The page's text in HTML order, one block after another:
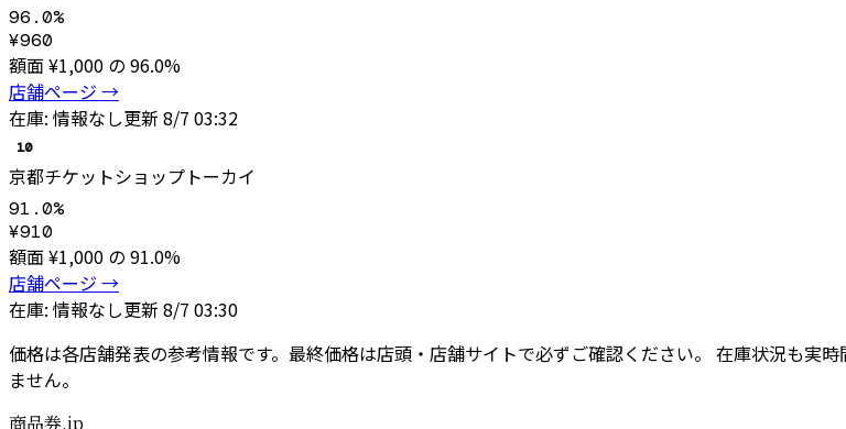
96.0%
¥960
額面 ¥1,000 の 96.0%
店舗ページ →
在庫: 情報なし更新 8/7 03:32
10
京都チケットショップトーカイ
91.0%
¥910
額面 ¥1,000 の 91.0%
店舗ページ →
在庫: 情報なし更新 8/7 03:30
価格は各店舗発表の参考情報です。最終価格は店頭・店舗サイトで必ずご確認ください。 在庫状況も実
ません。
商品券.jp